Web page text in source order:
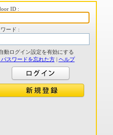
ID :
ード :
動ログイン設定を有効にする
スワードを忘れた方| ヘルプ